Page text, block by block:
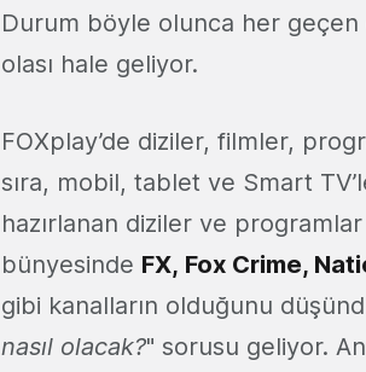
Durum böyle olunca her geçen
olası hale geliyor.
FOXplay’de diziler, filmler,
sıra, mobil, tablet ve Smart
hazırlanan diziler ve
bünyesinde FX, Fox Crime,
gibi kanalların olduğunu
nasıl olacak?" sorusu geliyor.